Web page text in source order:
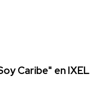
Caribe" en IXEL